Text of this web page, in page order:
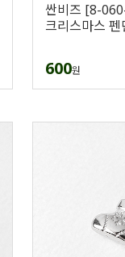
싼비즈 [8-
크리스마스
600원